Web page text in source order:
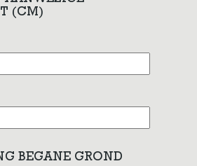
(CM)
BEGANE GROND